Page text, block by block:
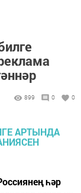
899 0 0
һәр